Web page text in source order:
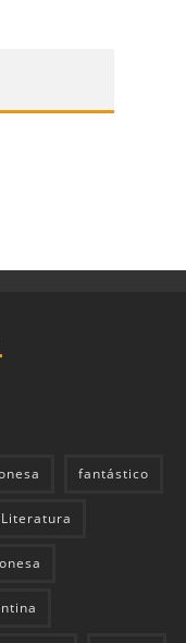
fantástico
Literatura